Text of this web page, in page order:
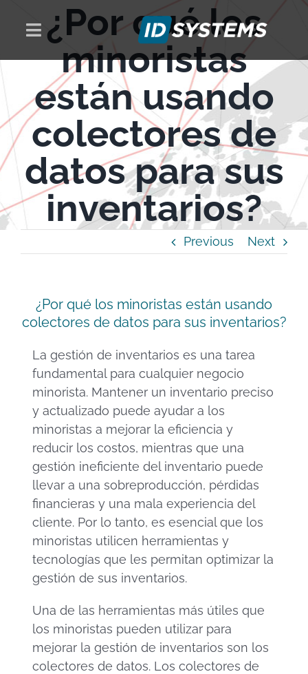
Toggle
Navigation
PRODUCTOS
SOLUCIONES
NOSOTROS
NOTICIAS
CONTACTO
¿Por qué los
minoristas
están usando
colectores de
datos para sus
inventarios?
Previous Next
¿Por qué los minoristas están usando
colectores de datos para sus inventarios?
La gestión de inventarios es una tarea
fundamental para cualquier negocio
minorista. Mantener un inventario preciso
y actualizado puede ayudar a los
minoristas a mejorar la eficiencia y
reducir los costos, mientras que una
gestión ineficiente del inventario puede
llevar a una sobreproducción, pérdidas
financieras y una mala experiencia del
cliente. Por lo tanto, es esencial que los
minoristas utilicen herramientas y
tecnologías que les permitan optimizar la
gestión de sus inventarios.
Una de las herramientas más útiles que
los minoristas pueden utilizar para
mejorar la gestión de inventarios son los
colectores de datos. Los colectores de